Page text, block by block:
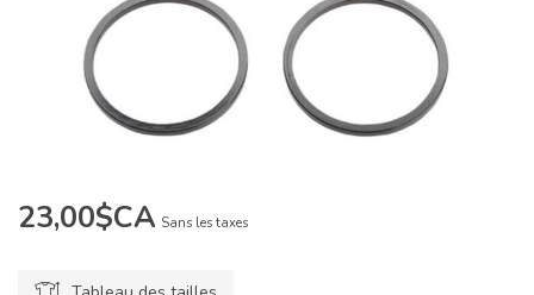
23,00$CA Sans les taxes